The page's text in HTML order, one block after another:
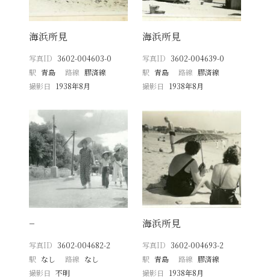
海浜所見
写真ID 3602-004603-0
駅 青島 路線 膠済線
撮影日
1938年8月
海浜所見
写真ID 3602-004639-0
駅 青島 路線 膠済線
撮影日
1938年8月
−
写真ID 3602-004682-2
駅 なし 路線 なし
撮影日
不明
海浜所見
写真ID 3602-004693-2
駅 青島 路線 膠済線
撮影日
1938年8月